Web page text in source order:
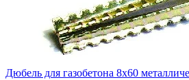
Дюбель для газобетона 8х60